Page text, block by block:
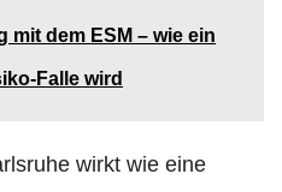
mit dem ESM – wie ein
Falle wird
wirkt wie eine